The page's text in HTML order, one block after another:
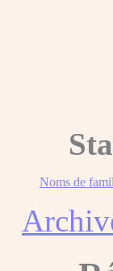
Noms de